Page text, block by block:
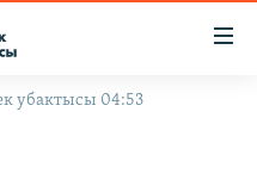
убактысы 04:53